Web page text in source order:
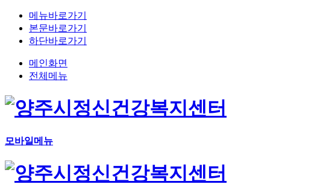
메뉴바로가기
본문바로가기
하단바로가기
메인화면
전체메뉴
모바일메뉴